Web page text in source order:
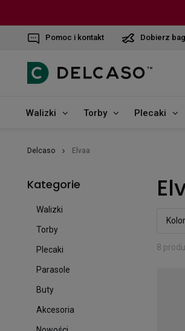
Pomoc i kontakt Dobierz
Walizki Torby Plecaki
Delcaso Elvaa
Kategorie
Walizki
Torby
Plecaki
Parasole
Buty
Akcesoria
Kolor
8